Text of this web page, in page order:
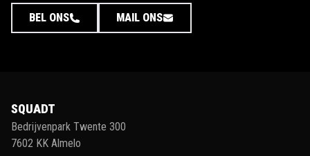
BEL ONS MAIL ONS
SQUADT
Bedrijvenpark Twente 300
7602 KK Almelo